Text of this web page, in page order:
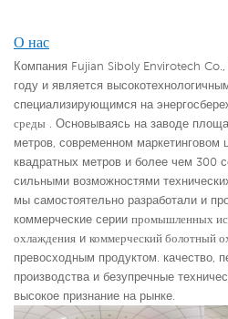
О нас
Компания Fujian Siboly Envirotech
году и является
специализирующимся на
среды . Основываясь на заводе
метров, современном
квадратных метров и более чем 300
сильными возможностями
мы самостоятельно разработали и
коммерческие серии промышленных
охлаждения и коммерческий болотный
превосходным продуктом. качество,
производства и безупречные
высокое признание на рынке.